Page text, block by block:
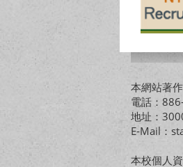
本網站著
電話：
地址：
E-Mail：
本校個人